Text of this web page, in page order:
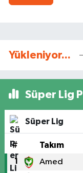
Yükleniyor...
Süper Lig
Süper Lig
# Takım
1 Amed